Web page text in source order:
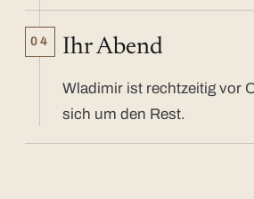
04 Ihr Abend
Wladimir ist rechtzeitig vor
sich um den Rest.